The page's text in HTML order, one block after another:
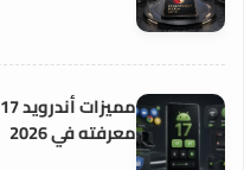
معرفته في 2026